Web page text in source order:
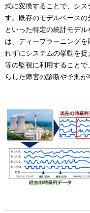
式に変換することで、シ
す。既存のモデルベース
といった特定の統計モデ
は、ディープラーニング
れずにシステムの挙動を
等の監視に利用すること
らした障害の診断や予測が